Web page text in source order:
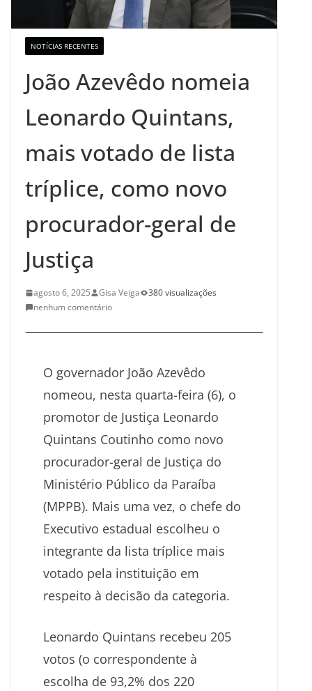
NOTÍCIAS RECENTES
João Azevêdo nomeia
Leonardo Quintans,
mais votado de lista
tríplice, como novo
procurador-geral de
Justiça
agosto 6, 2025 Gisa Veiga
380 visualizações
nenhum comentário
O governador João Azevêdo
nomeou, nesta quarta-feira (6), o
promotor de Justiça Leonardo
Quintans Coutinho como novo
procurador-geral de Justiça do
Ministério Público da Paraíba
(MPPB). Mais uma vez, o chefe do
Executivo estadual escolheu o
integrante da lista tríplice mais
votado pela instituição em
respeito à decisão da categoria.
Leonardo Quintans recebeu 205
votos (o correspondente à
escolha de 93,2% dos 220